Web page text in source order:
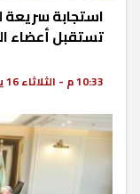
استجابة سريعة
تستقبل أعضاء
10:33 م - الثلاثاء 16 يونيو 2026